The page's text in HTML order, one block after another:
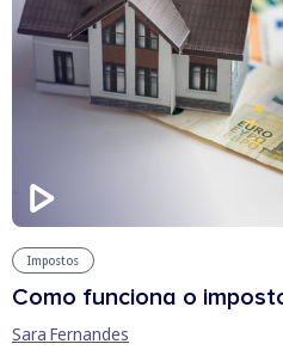
Impostos
Como funciona o
Sara Fernandes